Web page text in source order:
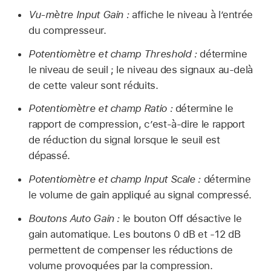
Vu-mètre Input Gain :affiche le niveau à l’entrée
du compresseur.
Potentiomètre et champ Threshold : détermine
le niveau de seuil ; le niveau des signaux au-delà
de cette valeur sont réduits.
Potentiomètre et champ Ratio : détermine le
rapport de compression, c’est-à-dire le rapport
de réduction du signal lorsque le seuil est
dépassé.
Potentiomètre et champ Input Scale : détermine
le volume de gain appliqué au signal compressé.
Boutons Auto Gain : le bouton Off désactive le
gain automatique. Les boutons 0 dB et -12 dB
permettent de compenser les réductions de
volume provoquées par la compression.